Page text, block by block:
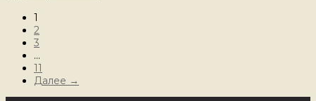
1
2
3
…
11
Далее →